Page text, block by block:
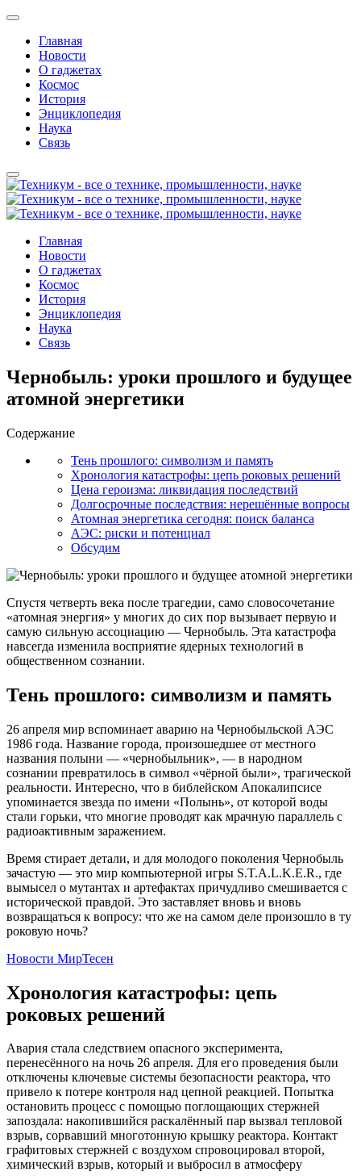
Главная
Новости
О гаджетах
Космос
История
Энциклопедия
Наука
Связь
Главная
Новости
О гаджетах
Космос
История
Энциклопедия
Наука
Связь
Чернобыль: уроки прошлого и будущее
атомной энергетики
Содержание
Тень прошлого: символизм и память
Хронология катастрофы: цепь роковых решений
Цена героизма: ликвидация последствий
Долгосрочные последствия: нерешённые вопросы
Атомная энергетика сегодня: поиск баланса
АЭС: риски и потенциал
Обсудим
Спустя четверть века после трагедии, само словосочетание
«атомная энергия» у многих до сих пор вызывает первую и
самую сильную ассоциацию — Чернобыль. Эта катастрофа
навсегда изменила восприятие ядерных технологий в
общественном сознании.
Тень прошлого: символизм и память
26 апреля мир вспоминает аварию на Чернобыльской АЭС
1986 года. Название города, произошедшее от местного
названия полыни — «чернобыльник», — в народном
сознании превратилось в символ «чёрной были», трагической
реальности. Интересно, что в библейском Апокалипсисе
упоминается звезда по имени «Полынь», от которой воды
стали горьки, что многие проводят как мрачную параллель с
радиоактивным заражением.
Время стирает детали, и для молодого поколения Чернобыль
зачастую — это мир компьютерной игры S.T.A.L.K.E.R., где
вымысел о мутантах и артефактах причудливо смешивается с
исторической правдой. Это заставляет вновь и вновь
возвращаться к вопросу: что же на самом деле произошло в ту
роковую ночь?
Новости МирТесен
Хронология катастрофы: цепь
роковых решений
Авария стала следствием опасного эксперимента,
перенесённого на ночь 26 апреля. Для его проведения были
отключены ключевые системы безопасности реактора, что
привело к потере контроля над цепной реакцией. Попытка
остановить процесс с помощью поглощающих стержней
запоздала: накопившийся раскалённый пар вызвал тепловой
взрыв, сорвавший многотонную крышку реактора. Контакт
графитовых стержней с воздухом спровоцировал второй,
химический взрыв, который и выбросил в атмосферу